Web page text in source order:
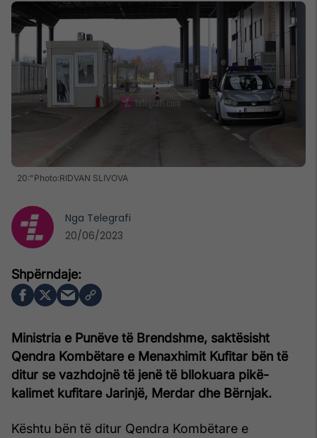
20:"Photo:RIDVAN SLIVOVA
Ministria e Punëve të Brendshme, saktësisht
Qendra Kombëtare e Menaxhimit Kufitar bën të
ditur se vazhdojnë të jenë të bllokuara pikë-
kalimet kufitare Jarinjë, Merdar dhe Bërnjak.
Kështu bën të ditur Qendra Kombëtare e
Nga Telegrafi
20/06/2023